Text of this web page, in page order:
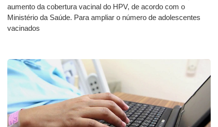
aumento da cobertura vacinal do HPV, de acordo com o
Ministério da Saúde. Para ampliar o número de adolescentes
vacinados